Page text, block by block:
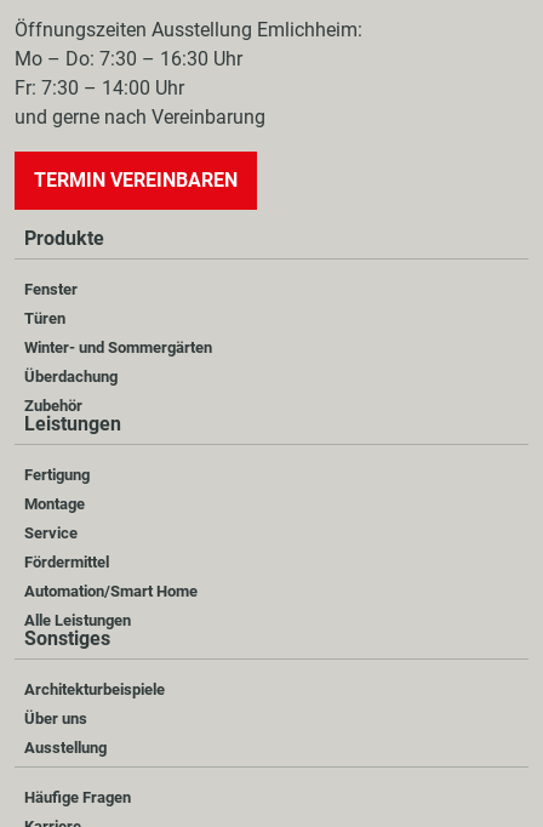
Öffnungszeiten Ausstellung Emlichheim:
Mo – Do: 7:30 – 16:30 Uhr
Fr: 7:30 – 14:00 Uhr
und gerne nach Vereinbarung
TERMIN VEREINBAREN
Produkte
Fenster
Türen
Winter- und Sommergärten
Überdachung
Zubehör
Leistungen
Fertigung
Montage
Service
Fördermittel
Automation/Smart Home
Alle Leistungen
Sonstiges
Architekturbeispiele
Über uns
Ausstellung
Häufige Fragen